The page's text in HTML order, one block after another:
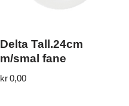
Delta Tall.24cm
m/smal fane
kr0,00